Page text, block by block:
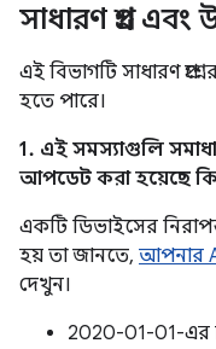
সাধারণ প্রশ্ন এবং
এই বিভাগটি সাধারণ
হতে পারে।
1. এই সমস্যাগুলি
আপডেট করা হয়েছে
একটি ডিভাইসের
হয় তা জানতে, আপনার
দেখুন।
2020-01-01-এর